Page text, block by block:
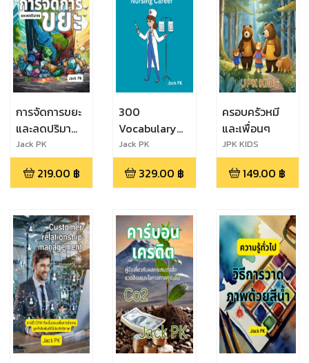
การจัดการขยะ
และลดปริมาณ
ขยะ
Jack PK
219.00 ฿
300
Vocabulary
for Nursing
Career
Jack PK
329.00 ฿
ครอบครัวหมี
และเพื่อนๆ
JPK KIDS
149.00 ฿